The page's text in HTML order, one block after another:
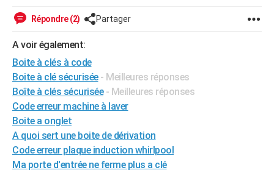
Art de vivre
Bien-être
Loisirs
Mode
Modes de vie
SANTE
VOYAGE
Destinations
City break
Voyage nature
Voyage de noces
Forum
Climat
PHOTO
GUIDES D'ACHAT
BONS PLANS
CARTE DE VOEUX
Carte de Noël
Carte Bonne année
Carte Saint-Valentin
Carte Pâques
Carte d'anniversaire
DICTIONNAIRE
Répondre (2) Partager
A voir également:
Boite à clés à code
Boite à clé sécurisée - Meilleures réponses
Boîte à clés sécurisée - Meilleures réponses
Code erreur machine à laver
Boite a onglet
A quoi sert une boite de dérivation
Code erreur plaque induction whirlpool
Ma porte d'entrée ne ferme plus a clé